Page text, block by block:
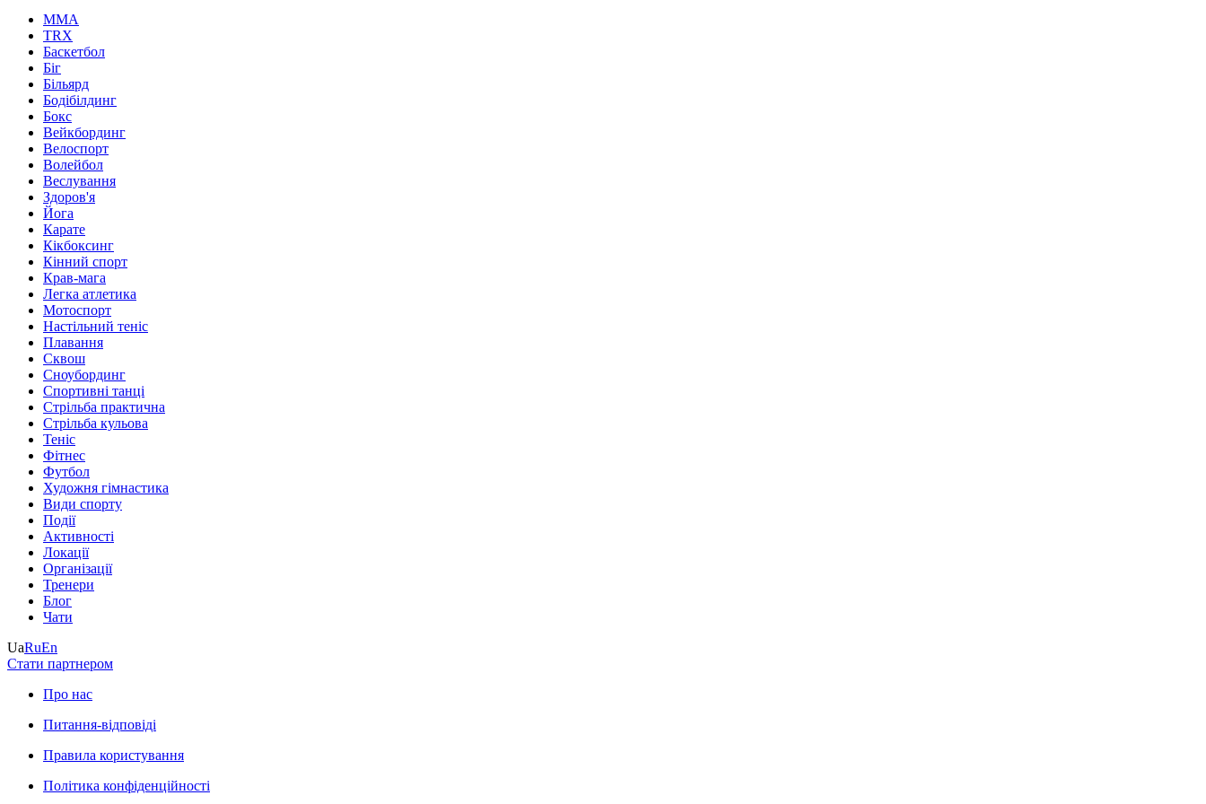
MMA
TRX
Баскетбол
Біг
Більярд
Бодібілдинг
Бокс
Вейкбординг
Велоспорт
Волейбол
Веслування
Здоров'я
Йога
Карате
Кікбоксинг
Кінний спорт
Крав-мага
Легка атлетика
Мотоспорт
Настільний теніс
Плавання
Сквош
Сноубординг
Спортивні танці
Стрільба практична
Стрільба кульова
Теніс
Фітнес
Футбол
Художня гімнастика
Види спорту
Події
Активності
Локації
Організації
Тренери
Блог
Чати
UaRuEn
Стати партнером
Про нас
Питання-відповіді
Правила користування
Політика конфіденційності